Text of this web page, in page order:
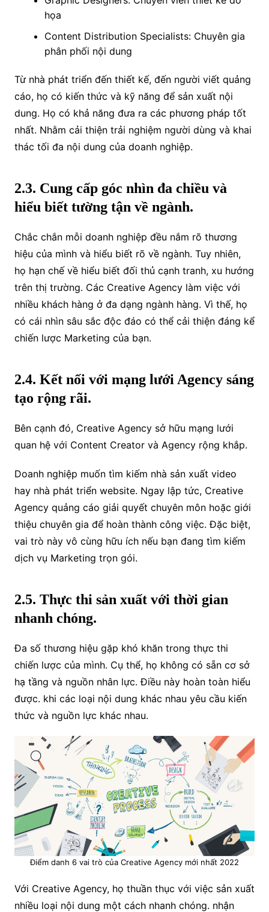
họa
Content Distribution Specialists: Chuyên gia
phân phối nội dung
Từ nhà phát triển đến thiết kế, đến người viết quảng
cáo, họ có kiến thức và kỹ năng để sản xuất nội
dung. Họ có khả năng đưa ra các phương pháp tốt
nhất. Nhằm cải thiện trải nghiệm người dùng và khai
thác tối đa nội dung của doanh nghiệp.
2.3. Cung cấp góc nhìn đa chiều và
hiểu biết tường tận về ngành.
Chắc chắn mỗi doanh nghiệp đều nắm rõ thương
hiệu của mình và hiểu biết rõ về ngành. Tuy nhiên,
họ hạn chế về hiểu biết đối thủ cạnh tranh, xu hướng
trên thị trường. Các Creative Agency làm việc với
nhiều khách hàng ở đa dạng ngành hàng. Vì thế, họ
có cái nhìn sâu sắc độc đáo có thể cải thiện đáng kể
chiến lược Marketing của bạn.
2.4. Kết nối với mạng lưới Agency sáng
tạo rộng rãi.
Bên cạnh đó, Creative Agency sở hữu mạng lưới
quan hệ với Content Creator và Agency rộng khắp.
Doanh nghiệp muốn tìm kiếm nhà sản xuất video
hay nhà phát triển website. Ngay lập tức, Creative
Agency quảng cáo giải quyết chuyên môn hoặc giới
thiệu chuyên gia để hoàn thành công việc. Đặc biệt,
vai trò này vô cùng hữu íchnếu bạn đang tìm kiếm
dịch vụ Marketing trọn gói.
2.5. Thực thi sản xuất với thời gian
nhanh chóng.
Đa số thương hiệu gặp khó khăn trong thực thi
chiến lược của mình. Cụ thể, họ không có sẵn cơ sở
hạ tầng và nguồn nhân lực. Điều này hoàn toàn hiểu
được. khi các loại nội dung khác nhau yêu cầu kiến
thức và nguồn lực khác nhau.
Điểm danh 6 vai trò của Creative Agency mới nhất 2022
Với Creative Agency, họ thuần thục với việc sản xuất
nhiều loại nội dung một cách nhanh chóng. nhận